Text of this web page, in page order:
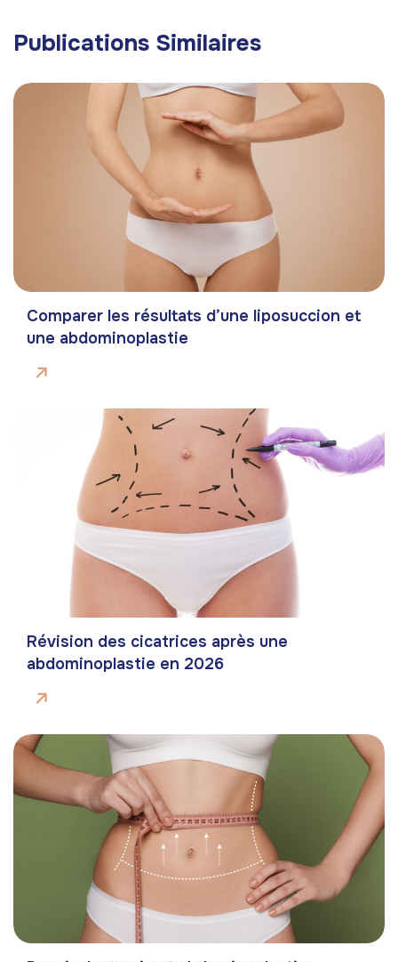
Publications Similaires
Comparer les résultats d’une liposuccion et
une abdominoplastie
Révision des cicatrices après une
abdominoplastie en 2026